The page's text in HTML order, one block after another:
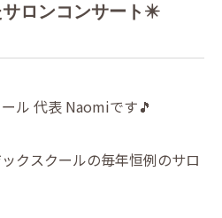
ロンコンサート✴️
ル 代表 Naomiです🎵
クスクールの毎年恒例のサロ